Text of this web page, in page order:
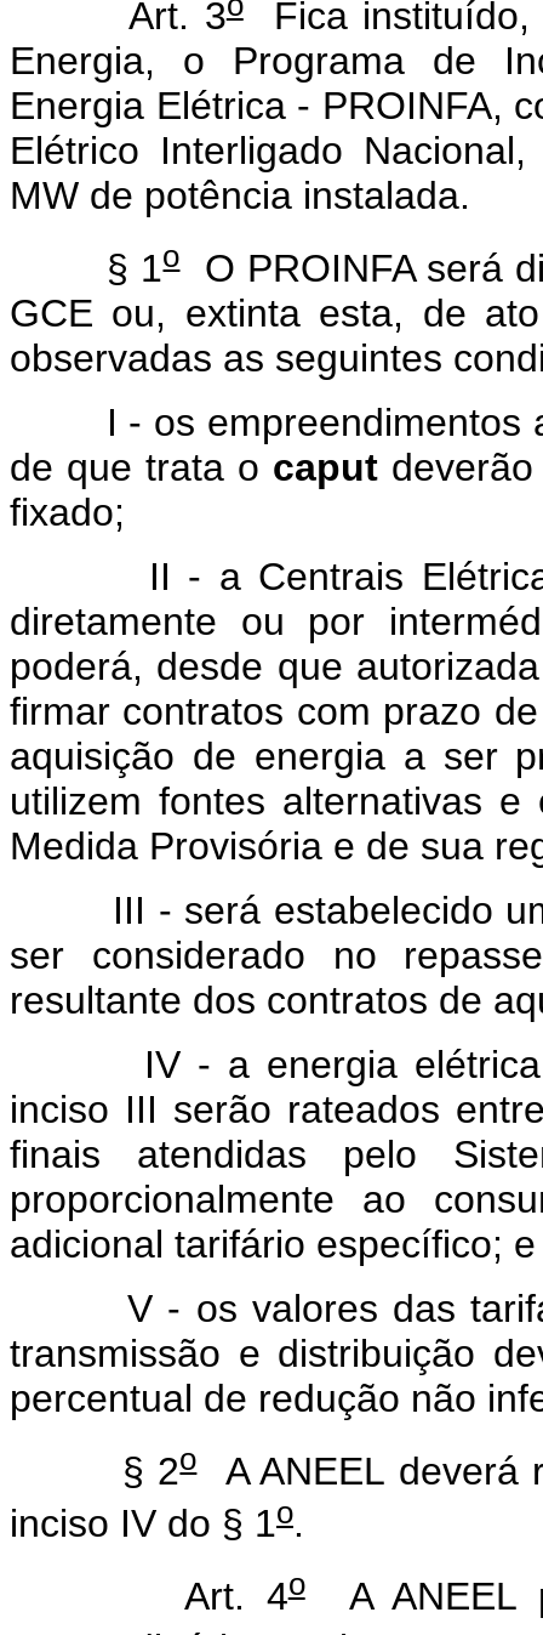
Art. 3 Fica instituído,
Energia, o Programa de
Energia Elétrica - PROINFA,
Elétrico Interligado
MW de potência instalada.
§ 1oO PROINFA será
GCE ou, extinta esta, de
observadas as seguintes
I - os empreendimentos a
de que trata o caput
fixado;
II - a Centrais Elétricas
diretamente ou por
poderá, desde que
firmar contratos com prazo
aquisição de energia a ser
utilizem fontes alternativas
Medida Provisória e de sua
III - será estabelecido um
ser considerado no
resultante dos contratos de
IV - a energia elétrica
inciso III serão rateados
finais atendidas pelo
proporcionalmente ao
adicional tarifário específico; e
V - os valores das tarifas
transmissão e distribuição
percentual de redução não
§ 2oA ANEEL deverá
inciso IV do § 1o.
Art. 4oA ANEEL